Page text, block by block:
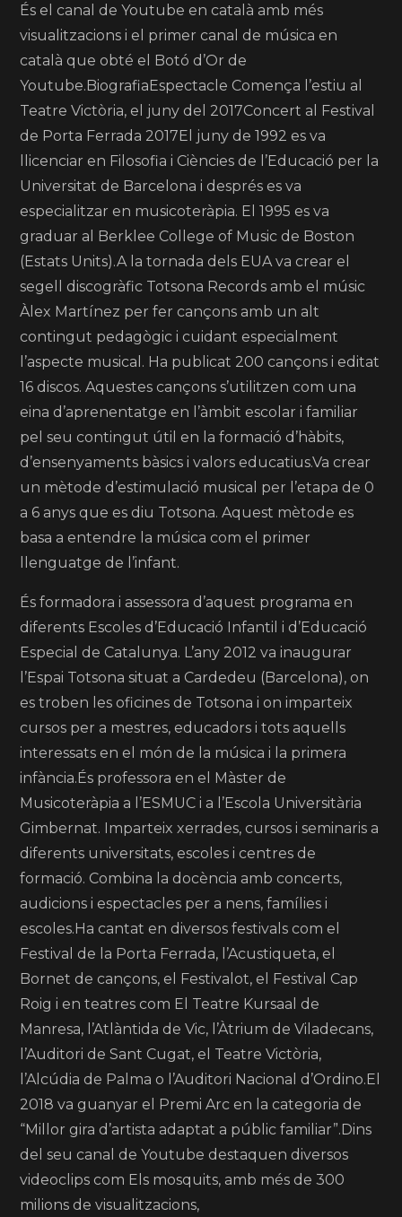
És el canal de Youtube en català amb més
visualitzacions i el primer canal de música en
català que obté el Botó d’Or de
Youtube.BiografiaEspectacle Comença l’estiu al
Teatre Victòria, el juny del 2017Concert al Festival
de Porta Ferrada 2017El juny de 1992 es va
llicenciar en Filosofia i Ciències de l’Educació per la
Universitat de Barcelona i després es va
especialitzar en musicoteràpia. El 1995 es va
graduar al Berklee College of Music de Boston
(Estats Units).A la tornada dels EUA va crear el
segell discogràfic Totsona Records amb el músic
Àlex Martínez per fer cançons amb un alt
contingut pedagògic i cuidant especialment
l’aspecte musical. Ha publicat 200 cançons i editat
16 discos. Aquestes cançons s’utilitzen com una
eina d’aprenentatge en l’àmbit escolar i familiar
pel seu contingut útil en la formació d’hàbits,
d’ensenyaments bàsics i valors educatius.Va crear
un mètode d’estimulació musical per l’etapa de 0
a 6 anys que es diu Totsona. Aquest mètode es
basa a entendre la música com el primer
llenguatge de l’infant.
És formadora i assessora d’aquest programa en
diferents Escoles d’Educació Infantil i d’Educació
Especial de Catalunya. L’any 2012 va inaugurar
l’Espai Totsona situat a Cardedeu (Barcelona), on
es troben les oficines de Totsona i on imparteix
cursos per a mestres, educadors i tots aquells
interessats en el món de la música i la primera
infància.És professora en el Màster de
Musicoteràpia a l’ESMUC i a l’Escola Universitària
Gimbernat. Imparteix xerrades, cursos i seminaris a
diferents universitats, escoles i centres de
formació. Combina la docència amb concerts,
audicions i espectacles per a nens, famílies i
escoles.Ha cantat en diversos festivals com el
Festival de la Porta Ferrada, l’Acustiqueta, el
Bornet de cançons, el Festivalot, el Festival Cap
Roig i en teatres com El Teatre Kursaal de
Manresa, l’Atlàntida de Vic, l’Àtrium de Viladecans,
l’Auditori de Sant Cugat, el Teatre Victòria,
l’Alcúdia de Palma o l’Auditori Nacional d’Ordino.El
2018 va guanyar el Premi Arc en la categoria de
“Millor gira d’artista adaptat a públic familiar”.Dins
del seu canal de Youtube destaquen diversos
videoclips com Els mosquits, amb més de 300
milions de visualitzacions,